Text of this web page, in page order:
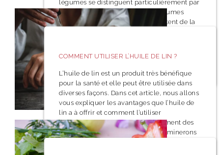
légumes se distinguent particulièrement par
leur efficacité. Découvrez trois légumes
essentiels qui non seulement ajoutent de la
COMMENT UTILISER L’HUILE DE LIN ?
L’huile de lin est un produit très bénéfique
pour la santé et elle peut être utilisée dans
diverses façons. Dans cet article, nous allons
vous expliquer les avantages que l’huile de
lin a à offrir et comment l’utiliser
correctement pour profiter pleinement des
bienfaits qu’elle apporte. Nous examinerons